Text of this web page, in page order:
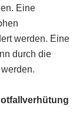
Eine
werden. Eine
durch die